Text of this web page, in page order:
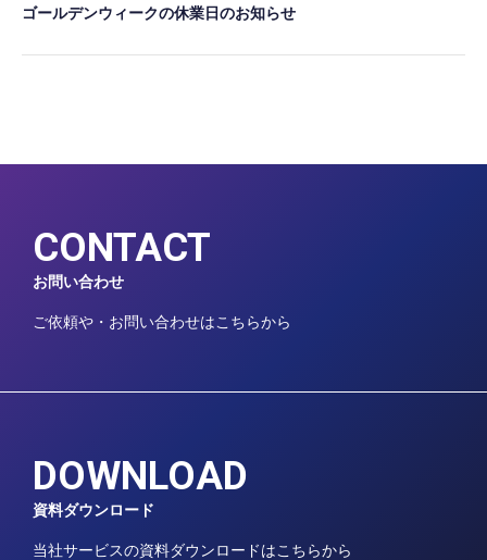
ゴールデンウィークの休業日のお知らせ
CONTACT
お問い合わせ
ご依頼や・お問い合わせはこちらから
DOWNLOAD
資料ダウンロード
当社サービスの資料ダウンロードはこちらから